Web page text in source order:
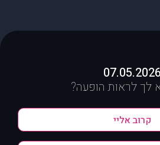
07.05.2026
לך לראות הופעה?